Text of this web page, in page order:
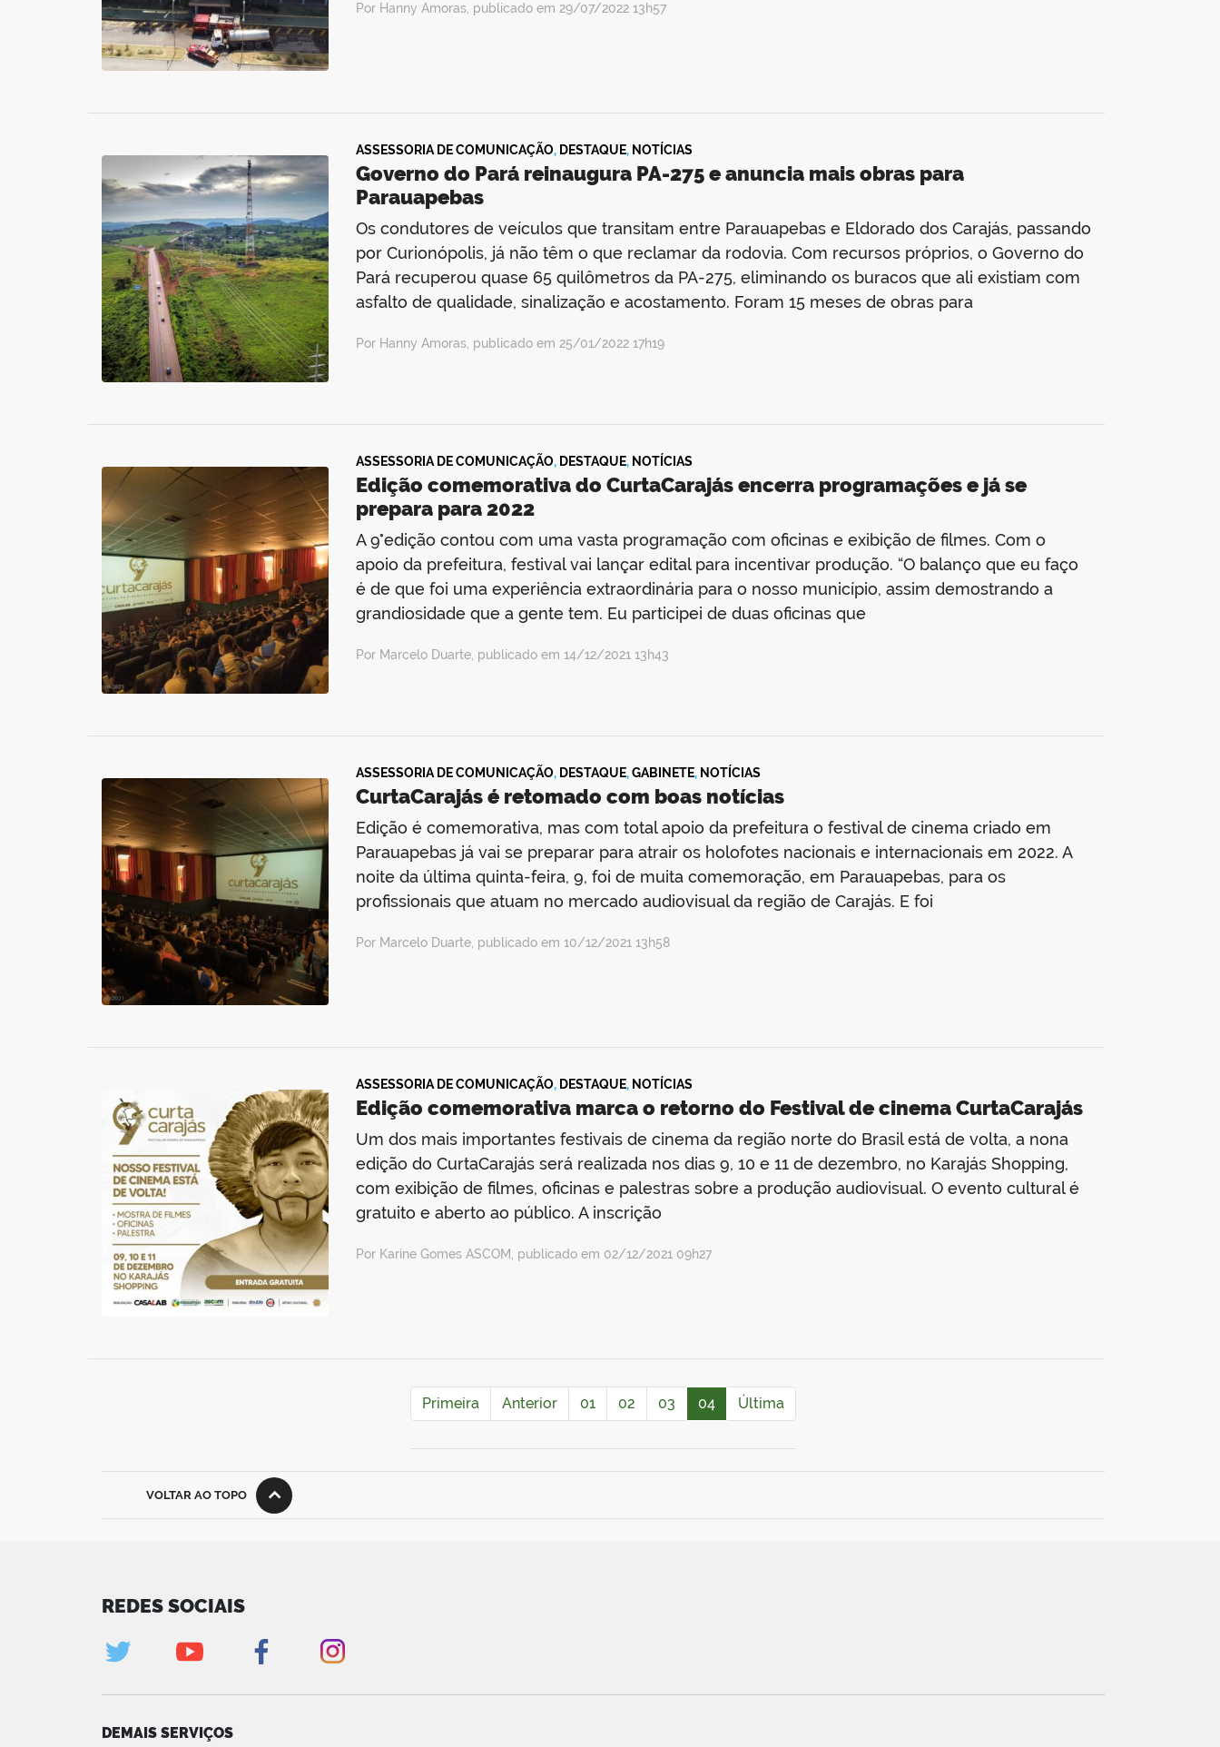
Por Hanny Amoras, publicado em 29/07/2022 13h57
ASSESSORIA DE COMUNICAÇÃO, DESTAQUE, NOTÍCIAS
Governo do Pará reinaugura PA-275 e anuncia mais obras para
Parauapebas
Os condutores de veículos que transitam entre Parauapebas e Eldorado dos Carajás, passando
por Curionópolis, já não têm o que reclamar da rodovia. Com recursos próprios, o Governo do
Pará recuperou quase 65 quilômetros da PA-275, eliminando os buracos que ali existiam com
asfalto de qualidade, sinalização e acostamento. Foram 15 meses de obras para
Por Hanny Amoras, publicado em 25/01/2022 17h19
ASSESSORIA DE COMUNICAÇÃO, DESTAQUE, NOTÍCIAS
Edição comemorativa do CurtaCarajás encerra programações e já se
prepara para 2022
A 9°edição contou com uma vasta programação com oficinas e exibição de filmes. Com o
apoio da prefeitura, festival vai lançar edital para incentivar produção. “O balanço que eu faço
é de que foi uma experiência extraordinária para o nosso município, assim demostrando a
grandiosidade que a gente tem. Eu participei de duas oficinas que
Por Marcelo Duarte, publicado em 14/12/2021 13h43
ASSESSORIA DE COMUNICAÇÃO, DESTAQUE,GABINETE, NOTÍCIAS
CurtaCarajás é retomado com boas notícias
Edição é comemorativa, mas com total apoio da prefeitura o festival de cinema criado em
Parauapebas já vai se preparar para atrair os holofotes nacionais e internacionais em 2022. A
noite da última quinta-feira, 9, foi de muita comemoração, em Parauapebas, para os
profissionais que atuam no mercado audiovisual da região de Carajás. E foi
Por Marcelo Duarte, publicado em 10/12/2021 13h58
ASSESSORIA DE COMUNICAÇÃO, DESTAQUE, NOTÍCIAS
Edição comemorativa marca o retorno do Festival de cinema CurtaCarajás
Um dos mais importantes festivais de cinema da região norte do Brasil está de volta, a nona
edição do CurtaCarajás será realizada nos dias 9, 10 e 11 de dezembro, no Karajás Shopping,
com exibição de filmes, oficinas e palestras sobre a produção audiovisual. O evento cultural é
gratuito e aberto ao público. A inscrição
Por Karine Gomes ASCOM, publicado em 02/12/2021 09h27
Primeira Anterior 01 02 03 04 Última
VOLTAR AO TOPO
REDES SOCIAIS
DEMAIS SERVIÇOS